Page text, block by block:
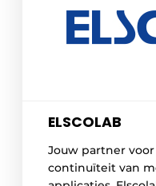
ELSCOLAB
Jouw partner
continuïteit van